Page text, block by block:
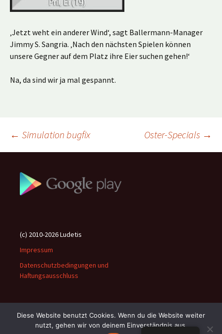
‚Jetzt weht ein anderer Wind‘, sagt Ballermann-Manager
Jimmy S. Sangria. ‚Nach den nächsten Spielen können
unsere Gegner auf dem Platz ihre Eier suchen gehen!‘
Na, da sind wir ja mal gespannt.
Beitragsnavigation
← Simulation bugfix Oster-Specials →
(c) 2010-2026 Ludetis
Impressum
Datenschutzbedingungen und
Haftungsausschluss
Diese Website benutzt Cookies. Wenn du die Website weiter
nutzt, gehen wir von deinem Einverständnis aus.